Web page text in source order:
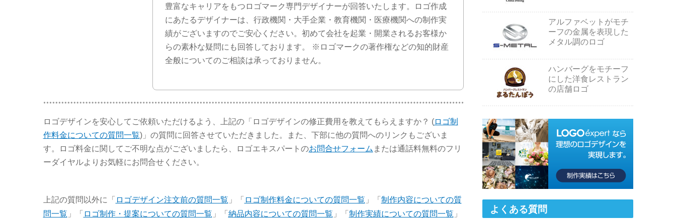
豊富なキャリアをもつロゴマーク専門デザイナーが回答いたします。ロゴ作成
にあたるデザイナーは、行政機関・大手企業・教育機関・医療機関への制作実
績がございますのでご安心ください。初めて会社を起業・開業されるお客様か
らの素朴な疑問にも回答しております。 ※ロゴマークの著作権などの知的財産
全般についてのご相談は承っておりません。
ロゴデザインを安心してご依頼いただけるよう、上記の「ロゴデザインの修正費用を教えてもらえますか？ (ロゴ制
作料金についての質問一覧)」の質問に回答させていただきました。また、下部に他の質問へのリンクもございま
す。ロゴ料金に関してご不明な点がございましたら、ロゴエキスパートのお問合せフォーム または通話料無料のフリ
ーダイヤルよりお気軽にお問合せください。
上記の質問以外に「 ロゴデザイン注文前の質問一覧 」「 ロゴ制作料金についての質問一覧 」「 制作内容についての質
問一覧 」「 ロゴ制作・提案についての質問一覧 」「 納品内容についての質問一覧 」「 制作実績についての質問一覧 」
アルファベットがモチ
ーフの金属を表現した
メタル調のロゴ
ハンバーグをモチーフ
にした洋食レストラン
の店舗ロゴ
よくある質問